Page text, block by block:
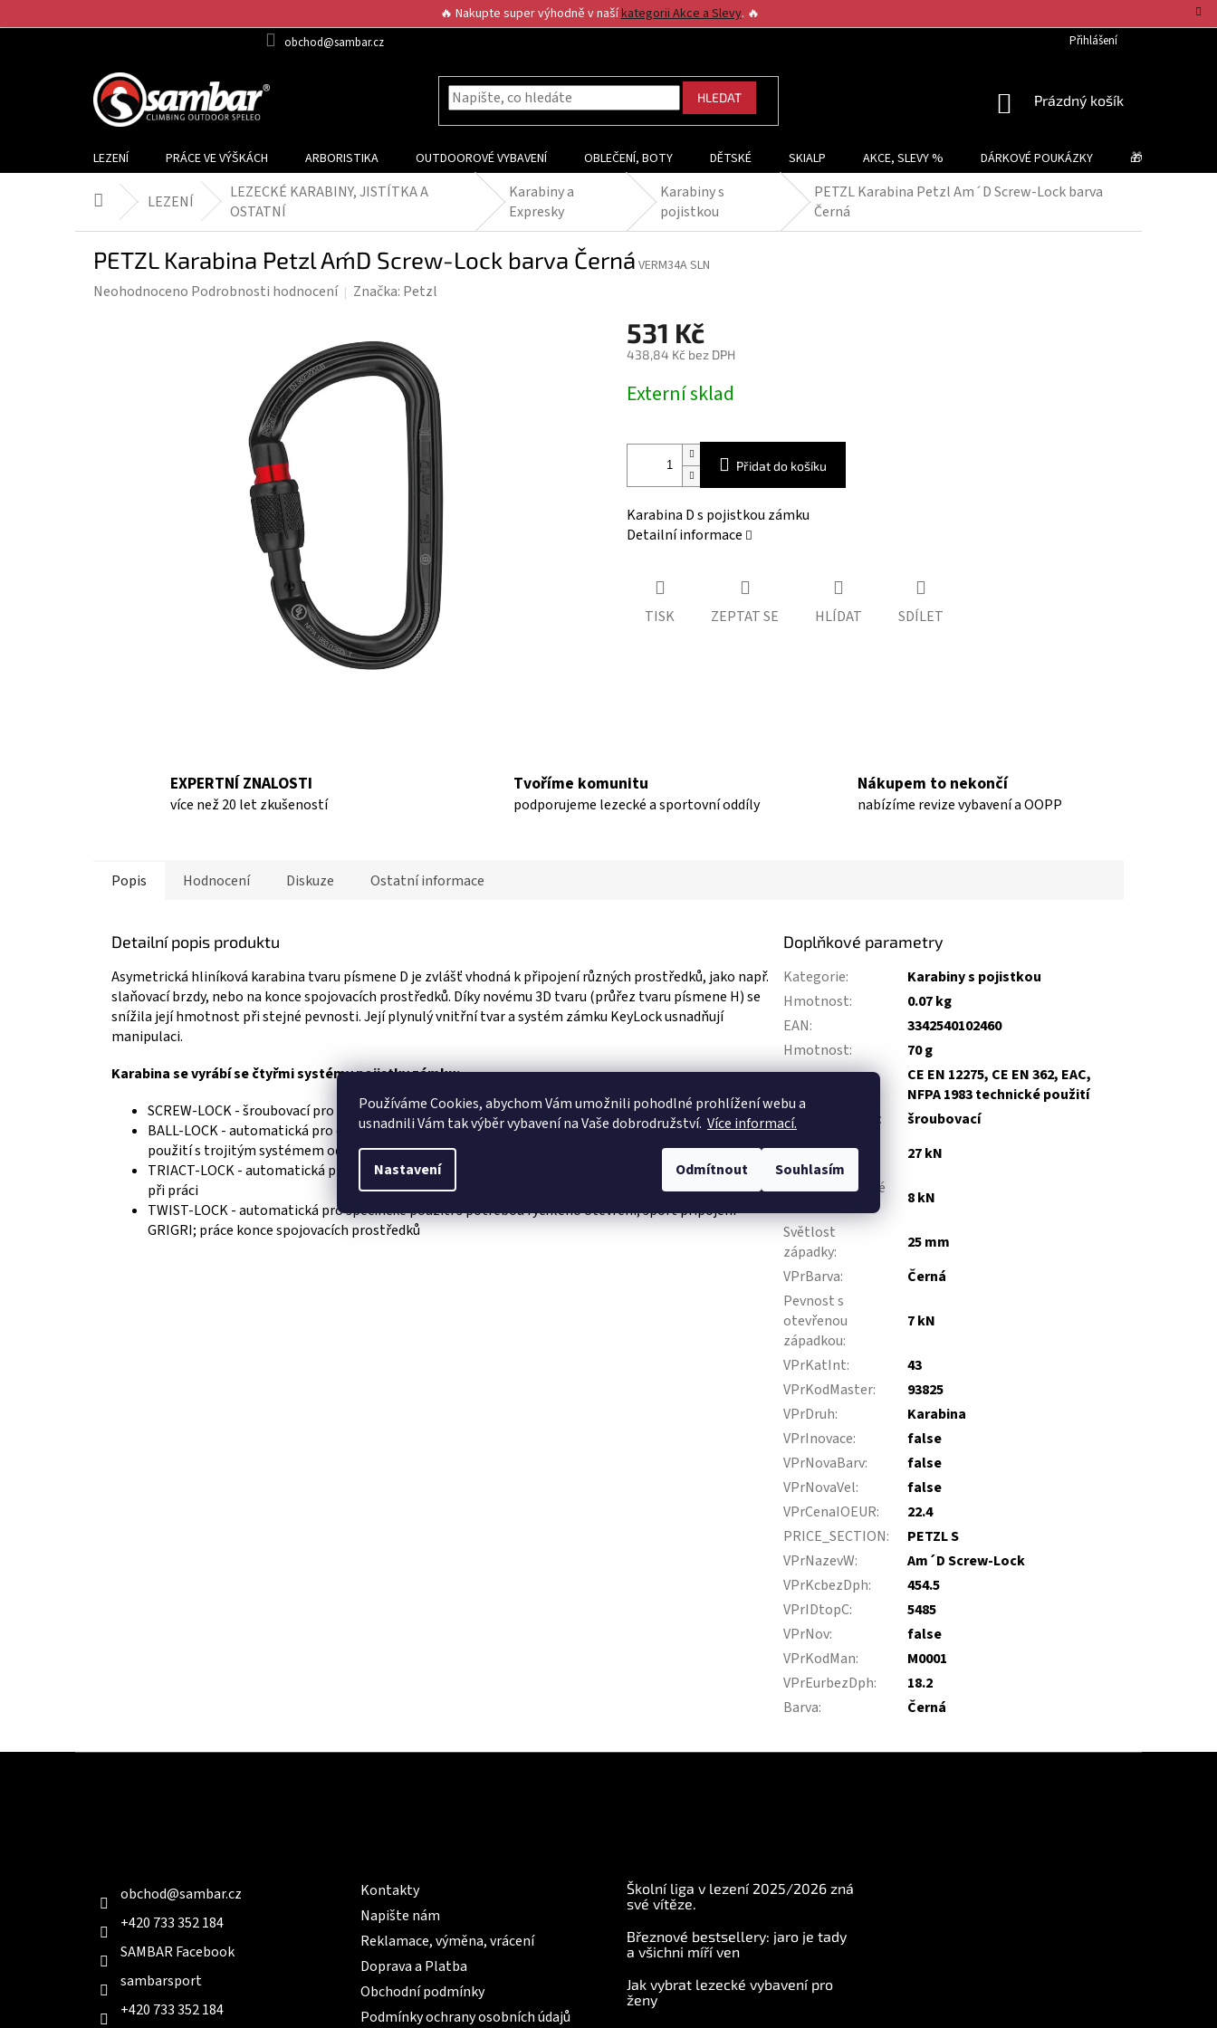
Používáme Cookies, abychom Vámumožnili pohodlné prohlížení webu a
usnadnili Vám tak výběr vybavení na Vaše dobrodružství. Více informací.
Nastavení Odmítnout Souhlasím
na
🔥 Nakupte super výhodně v našíkategorii Akce a Slevy. 🔥
obchod@sambar.cz Přihlášení
HLEDAT
NÁKUPNÍ
Prázdný košík
LEZENÍ PRÁCE VE VÝŠKÁCH ARBORISTIKA OUTDOOROVÉ VYBAVENÍ OBLEČENÍ, BOTY DĚTSKÉ SKIALP AKCE, SLEVY % DÁRKOVÉ POUKÁZKY 🎁 TIPY NA
Domů LEZENÍ
LEZECKÉ KARABINY, JISTÍTKA A
OSTATNÍ
Karabiny a
Expresky
Karabiny s
pojistkou
PETZL Karabina Petzl Am´D Screw-Lock barva
Černá
PETZL Karabina Petzl Am´D Screw-Lock barva Černá VERM34A SLN
Průměrné
Neohodnoceno Podrobnosti hodnocení Značka: Petzl
531 Kč
438,84 Kč bez DPH
cena:
Externí sklad
Přidat do košíku
Karabina D s pojistkou zámku
Detailní informace
TISK ZEPTAT SE HLÍDAT SDÍLET
EXPERTNÍ ZNALOSTI
více než 20 let zkušeností
Tvoříme komunitu
podporujeme lezecké a sportovní oddíly
Nákupem to nekončí
nabízíme revize vybavení a OOPP
Popis Hodnocení Diskuze Ostatní informace
Detailní popis produktu
Asymetrická hliníková karabina tvaru písmene D je zvlášť vhodná k připojení různých prostředků, jako např.
slaňovací brzdy, nebo na konce spojovacích prostředků. Díky novému 3D tvaru (průřez tvaru písmene H) se
snížila její hmotnost při stejné pevnosti. Její plynulý vnitřní tvar a systém zámku KeyLock usnadňují
manipulaci.
Karabina se vyrábí se čtyřmi systémy pojistky zámku:
SCREW-LOCK - šroubovací pro znečištěné prostředí
BALL-LOCK - automatická pro časté použití s praktickým automatickým uzamykáním; bezpečné
použití s trojitým systémem odjištění
TRIACT-LOCK - automatická pro připojení pracovních prostředků s bezpečným zajištění proti otevření
při práci
TWIST-LOCK - automatická pro specifické použití s potřebou rychlého otevření; sport připojení
GRIGRI; práce konce spojovacích prostředků
Doplňkové parametry
Kategorie:
Karabiny s pojistkou
Hmotnost:
0.07 kg
EAN:
3342540102460
Hmotnost:
70 g
CE EN 12275, CE EN 362, EAC,
NFPA 1983 technické použití
Pojistka zámku :
šroubovací
Pevnost v
podélné ose
27 kN
Pevnost v příčné
8 kN
Světlost
západky:
25 mm
VPrBarva:
Černá
Pevnost s
otevřenou
západkou:
7 kN
VPrKatInt:
43
VPrKodMaster:
93825
VPrDruh:
Karabina
VPrInovace:
false
VPrNovaBarv:
false
VPrNovaVel:
false
VPrCenaIOEUR:
22.4
PRICE_SECTION:
PETZL S
VPrNazevW:
Am´D Screw-Lock
VPrKcbezDph:
454.5
VPrIDtopC:
5485
VPrNov:
false
VPrKodMan:
M0001
VPrEurbezDph:
18.2
Barva: Černá
obchod@sambar.cz
+420 733 352 184
SAMBAR Facebook
sambarsport
+420 733 352 184
Kontakty
Napište nám
Reklamace, výměna, vrácení
Doprava a Platba
Obchodní podmínky
Podmínky ochrany osobních údajů
Školní liga v lezení 2025/2026 zná
své vítěze.
Březnové bestsellery: jaro je tady
a všichni míří ven
Jak vybrat lezecké vybavení pro
ženy